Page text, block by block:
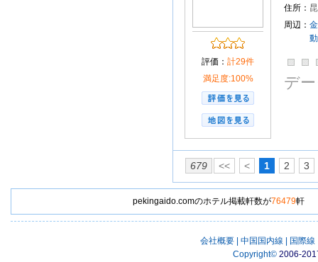
評価： 計29件
満足度:100%
住所：
周辺：
デ
679 << < 1 2 3
pekingaido.comのホテル掲載軒数が76479軒
会社概要 中国国内線 国際線
Copyright© 2006-